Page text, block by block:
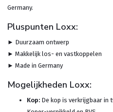
Germany.
Pluspunten Loxx:
► Duurzaam ontwerp
► Makkelijk los- en vastkoppelen
► Made in Germany
Mogelijkheden Loxx:
Kop: De kop is verkrijgbaar in